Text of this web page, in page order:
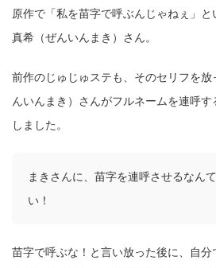
原作で「私を苗字で呼ぶんじゃねぇ」
真希（ぜんいんまき）さん。
前作のじゅじゅステも、そのセリフを
んいんまき）さんがフルネームを連呼
しました。
まきさんに、苗字を連呼させるなん
い！
苗字で呼ぶな！と言い放った後に、自分